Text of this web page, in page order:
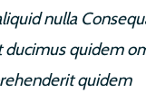
nulla
ducimus quidem
quidem